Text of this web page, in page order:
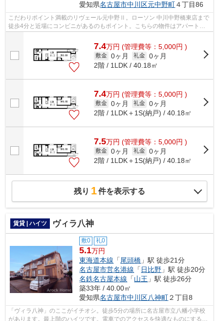
愛知県名古屋市中川区元中野町４丁目86
こだわりポイント満載のリヴェール元中野Ⅱ。ローソン 中川中野橋東店まで
徒歩4分と近場にコンビニがあるのもポイント。こちらの物件はアパートで
7.4万円 (管理費等：5,000円 )
敷金 0ヶ月 礼金 0ヶ月
2階 / 1LDK / 40.18㎡
7.4万円 (管理費等：5,000円 )
敷金 0ヶ月 礼金 0ヶ月
2階 / 1LDK＋1S(納戸) / 40.18㎡
7.5万円 (管理費等：5,000円 )
敷金 0ヶ月 礼金 0ヶ月
2階 / 1LDK＋1S(納戸) / 40.18㎡
残り 1件を表示する
賃貸 | ハイツ ヴィラ八神
敷0 礼0
5.1万円
東海道本線 「尾頭橋 」駅 徒歩21分
名古屋市営名港線 「 日比野 」駅 徒歩20分
名鉄名古屋本線 「山王 」駅 徒歩26分
築33年 / 40.00㎡
愛知県名古屋市中川区八神町２丁目8
「ヴィラ八神」のここがイチオシ。徒歩5分の場所に名古屋市立八幡小学校
があります。最上階のハイツです。電車でのアクセスを快適なものにする、